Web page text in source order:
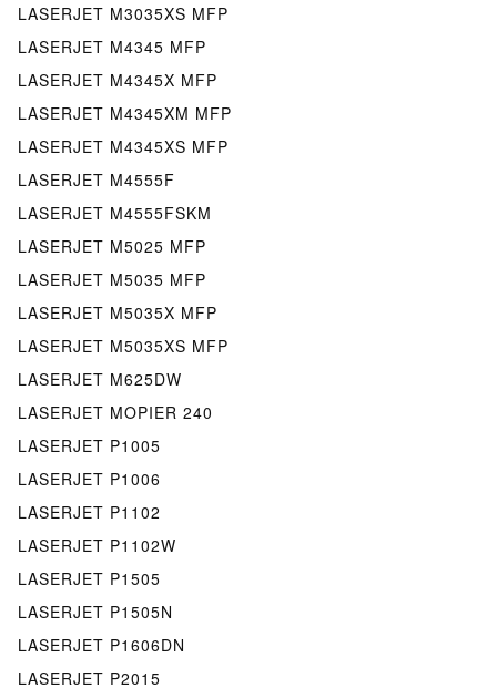
LASERJET M3035XS MFP
LASERJET M4345 MFP
LASERJET M4345X MFP
LASERJET M4345XM MFP
LASERJET M4345XS MFP
LASERJET M4555F
LASERJET M4555FSKM
LASERJET M5025 MFP
LASERJET M5035 MFP
LASERJET M5035X MFP
LASERJET M5035XS MFP
LASERJET M625DW
LASERJET MOPIER 240
LASERJET P1005
LASERJET P1006
LASERJET P1102
LASERJET P1102W
LASERJET P1505
LASERJET P1505N
LASERJET P1606DN
LASERJET P2015